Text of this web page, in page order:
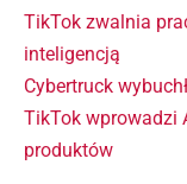
TikTok zwalnia
inteligencją
Cybertruck
TikTok wprowadzi
produktów